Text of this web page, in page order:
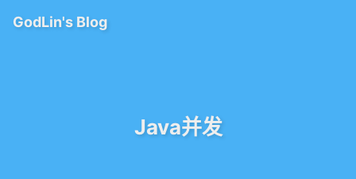
GodLin's Blog
Java并发